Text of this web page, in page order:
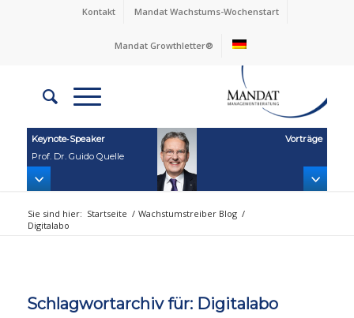
Kontakt Mandat Wachstums-Wochenstart
Mandat Growthletter®
Keynote‑Speaker
Prof. Dr. Guido Quelle
Vorträge
Sie sind hier: Startseite / Wachstumstreiber Blog /
Digitalabo
Schlagwortarchiv für: Digitalabo